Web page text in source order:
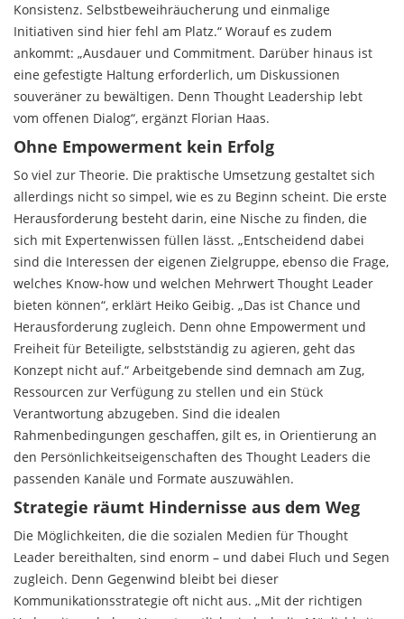
Konsistenz. Selbstbeweihräucherung und einmalige
Initiativen sind hier fehl am Platz.“ Worauf es zudem
ankommt: „Ausdauer und Commitment. Darüber hinaus ist
eine gefestigte Haltung erforderlich, um Diskussionen
souveräner zu bewältigen. Denn Thought Leadership lebt
vom offenen Dialog“, ergänzt Florian Haas.
Ohne Empowerment kein Erfolg
So viel zur Theorie. Die praktische Umsetzung gestaltet sich
allerdings nicht so simpel, wie es zu Beginn scheint. Die erste
Herausforderung besteht darin, eine Nische zu finden, die
sich mit Expertenwissen füllen lässt. „Entscheidend dabei
sind die Interessen der eigenen Zielgruppe, ebenso die Frage,
welches Know-how und welchen Mehrwert Thought Leader
bieten können“, erklärt Heiko Geibig. „Das ist Chance und
Herausforderung zugleich. Denn ohne Empowerment und
Freiheit für Beteiligte, selbstständig zu agieren, geht das
Konzept nicht auf.“ Arbeitgebende sind demnach am Zug,
Ressourcen zur Verfügung zu stellen und ein Stück
Verantwortung abzugeben. Sind die idealen
Rahmenbedingungen geschaffen, gilt es, in Orientierung an
den Persönlichkeitseigenschaften des Thought Leaders die
passenden Kanäle und Formate auszuwählen.
Strategie räumt Hindernisse aus dem Weg
Die Möglichkeiten, die die sozialen Medien für Thought
Leader bereithalten, sind enorm – und dabei Fluch und Segen
zugleich. Denn Gegenwind bleibt bei dieser
Kommunikationsstrategie oft nicht aus. „Mit der richtigen